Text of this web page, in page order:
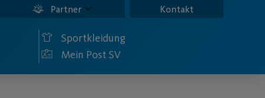
Partner Kontakt
Sportkleidung
Mein Post SV